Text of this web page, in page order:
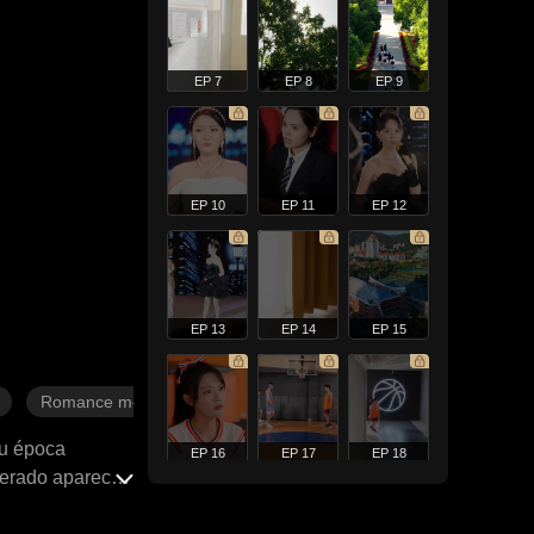
Romance moderno
época
aparece
EP 7 EP 8 EP 9
EP 10 EP 11 EP 12
EP 13 EP 14 EP 15
EP 16 EP 17 EP 18